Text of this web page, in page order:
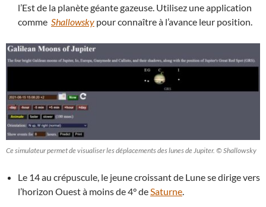
l’Est de la planète géante gazeuse. Utilisez une application
comme Shallowsky pour connaître à l’avance leur position.
Ce simulateur permet de visualiser les déplacements des lunes de Jupiter. © Shallowsky
Le 14 au crépuscule, le jeune croissant de Lune se dirige vers
l’horizon Ouest à moins de 4° deSaturne.